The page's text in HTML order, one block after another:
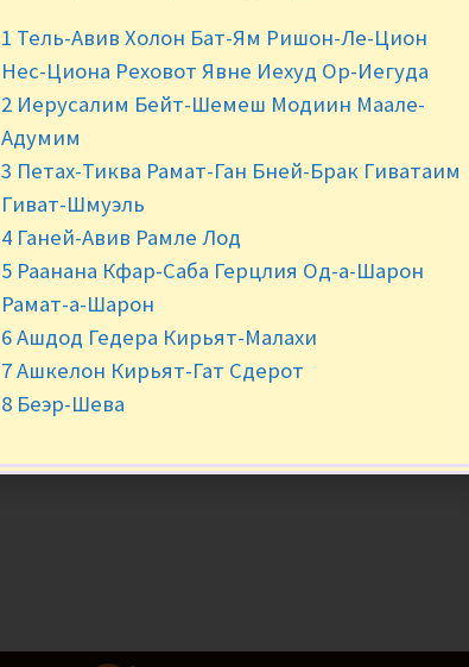
В наличии
1 Тель-Авив Холон Бат-Ям Ришон-Ле-Цион
Нес-Циона Реховот Явне Иехуд Ор-Иегуда
2 Иерусалим Бейт-Шемеш Модиин Маале-
Адумим
3 Петах-Тиква Рамат-Ган Бней-Брак Гиватаим
Гиват-Шмуэль
4 Ганей-Авив Рамле Лод
5 Раанана Кфар-Саба Герцлия Од-а-Шарон
Рамат-а-Шарон
6 Ашдод Гедера Кирьят-Малахи
7 Ашкелон Кирьят-Гат Сдерот
8 Беэр-Шева